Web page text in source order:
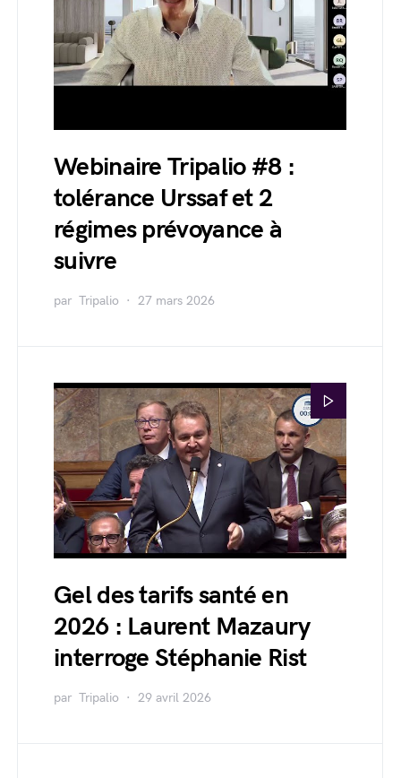
Webinaire Tripalio #8 :
tolérance Urssaf et 2
régimes prévoyance à
suivre
par Tripalio 27 mars 2026
Gel des tarifs santé en
2026 : Laurent Mazaury
interroge Stéphanie Rist
par Tripalio 29 avril 2026